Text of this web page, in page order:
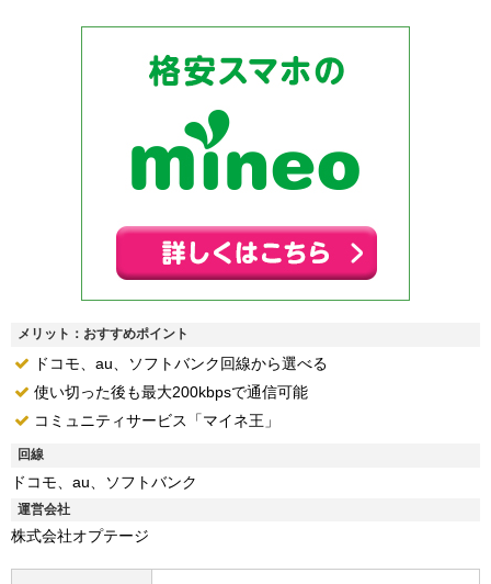
メリット：おすすめポイント
ドコモ、au、ソフトバンク回線から選べる
使い切った後も最大200kbpsで通信可能
コミュニティサービス「マイネ王」
回線
ドコモ、au、ソフトバンク
運営会社
株式会社オプテージ